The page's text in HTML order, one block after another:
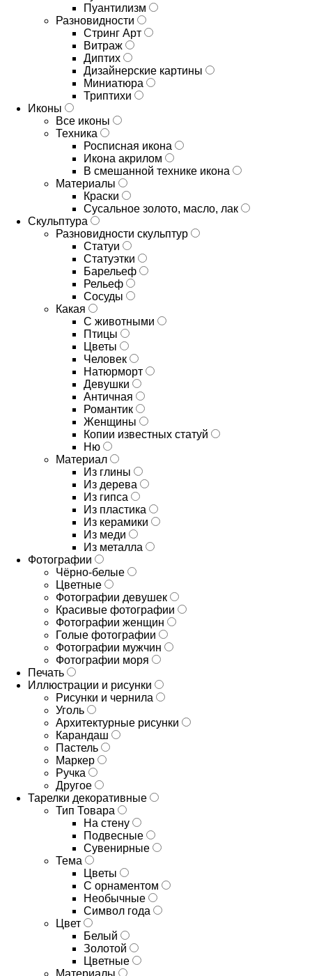
Пуантилизм
Разновидности
Стринг Арт
Витраж
Диптих
Дизайнерские картины
Миниатюра
Триптихи
Иконы
Все иконы
Техника
Росписная икона
Икона акрилом
В смешанной технике икона
Материалы
Краски
Сусальное золото, масло, лак
Скульптура
Разновидности скульптур
Статуи
Статуэтки
Барельеф
Рельеф
Сосуды
Какая
С животными
Птицы
Цветы
Человек
Натюрморт
Девушки
Античная
Романтик
Женщины
Копии известных статуй
Ню
Материал
Из глины
Из дерева
Из гипса
Из пластика
Из керамики
Из меди
Из металла
Фотографии
Чёрно-белые
Цветные
Фотографии девушек
Красивые фотографии
Фотографии женщин
Голые фотографии
Фотографии мужчин
Фотографии моря
Печать
Иллюстрации и рисунки
Рисунки и чернила
Уголь
Архитектурные рисунки
Карандаш
Пастель
Маркер
Ручка
Другое
Тарелки декоративные
Тип Товара
На стену
Подвесные
Сувенирные
Тема
Цветы
С орнаментом
Необычные
Символ года
Цвет
Белый
Золотой
Цветные
Материалы